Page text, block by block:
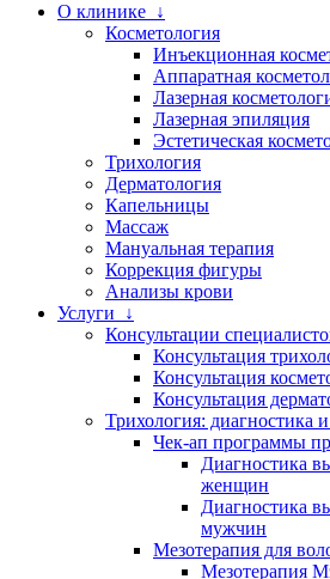
О клинике ↓
Косметология
Инъекционная
Аппаратная
Лазерная
Лазерная эпиляция
Эстетическая
Трихология
Дерматология
Капельницы
Массаж
Мануальная терапия
Коррекция фигуры
Анализы крови
Услуги ↓
Консультации
Консультация
Консультация
Консультация
Трихология: диагностика
Чек-ап программы
Диагностика
женщин
Диагностика
мужчин
Мезотерапия для
Мезотерапия